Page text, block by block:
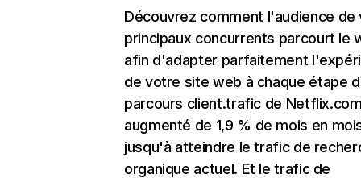
Découvrez comment l'audience de
principaux concurrents parcourt le
afin d'adapter parfaitement
de votre site web à chaque étape
parcours client.trafic de
augmenté de 1,9 % de mois en
jusqu'à atteindre le trafic de
organique actuel. Et le trafic de